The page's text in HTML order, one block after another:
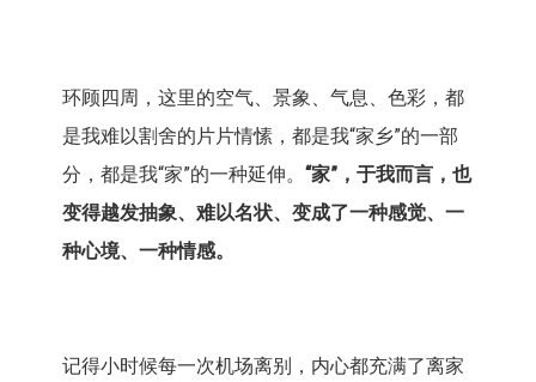
环顾四周，这里的空气、景象、气息、色彩，都
是我难以割舍的片片情愫，都是我“家乡”的一部
分，都是我“家”的一种延伸。 “家”，于我而言，也
变得越发抽象、难以名状、变成了一种感觉、一
种心境、一种情感。
记得小时候每一次机场离别，内心都充满了离家